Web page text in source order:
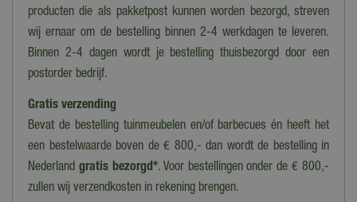
Materiaal
Hout
Lengte
45 cm
Breedte
20 cm
Hoogte
20 cm
producten die als pakketpost kunnen worden bezorgd, streven
wij ernaar om de bestelling binnen 2-4 werkdagen te leveren.
Binnen 2-4 dagen wordt je bestelling thuisbezorgd door een
postorder bedrijf.
Gratis verzending
Bevat de bestelling tuinmeubelen en/of barbecues én heeft het
een bestelwaarde boven de € 800,- dan wordt de bestelling in
Nederland gratis bezorgd*. Voor bestellingen onder de € 800,-
zullen wij verzendkosten in rekening brengen.